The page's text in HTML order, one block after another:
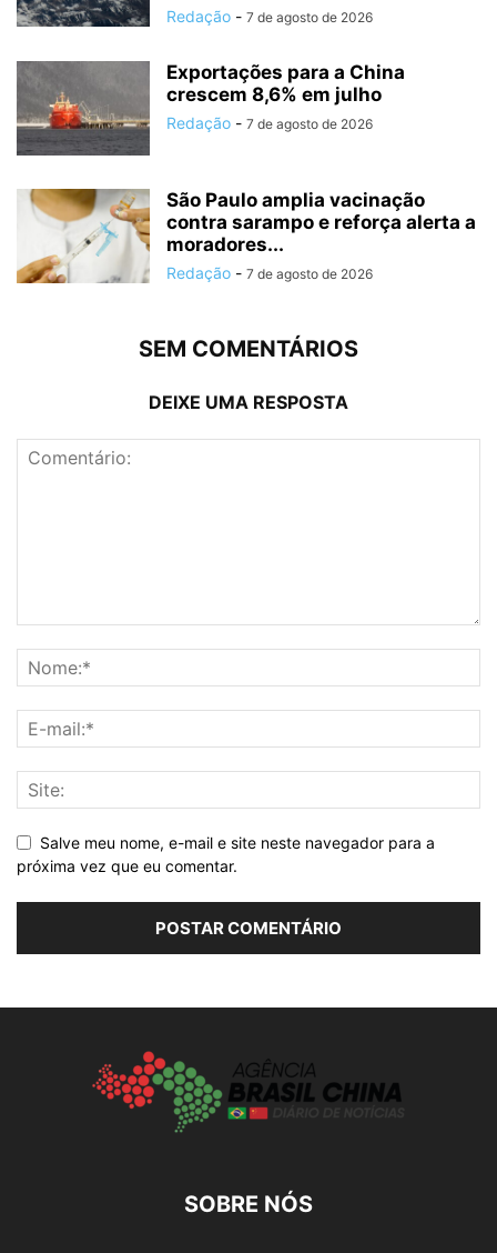
Redação - 7 de agosto de 2026
Exportações para a China
crescem 8,6% em julho
Redação - 7 de agosto de 2026
São Paulo amplia vacinação
contra sarampo e reforça alerta a
moradores...
Redação - 7 de agosto de 2026
SEM COMENTÁRIOS
DEIXE UMA RESPOSTA
Salve meu nome, e-mail e site neste navegador para a
próxima vez que eu comentar.
SOBRE NÓS